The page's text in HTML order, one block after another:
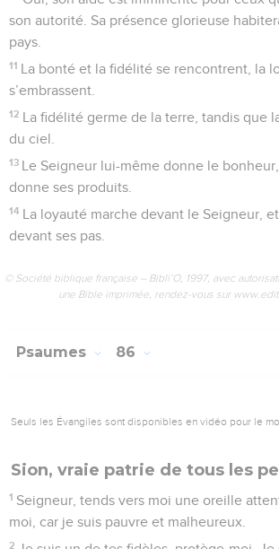
son autorité. Sa présence glorieuse
pays.
11 La bonté et la fidélité se rencontrent, la
s’embrassent.
12 La fidélité germe de la terre, tandis que
du ciel.
13 Le Seigneur lui-même donne le
donne ses produits.
14 La loyauté marche devant le Seigneur,
devant ses pas.
© Société biblique française – Bibli’O, 1997, avec
une Bible imprimée, rendez-vous sur
Psaumes 86
Seuls les Évangiles sont disponibles en vidéo pour le
Sion, vraie patrie de tous les
1 Seigneur, tends vers moi une oreille
moi, car je suis pauvre et malheureux.
2